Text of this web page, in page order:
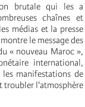
brutale qui les a
chaînes et
médias et la presse
le message des
« nouveau Maroc »,
international,
manifestations de
troubler l'atmosphère